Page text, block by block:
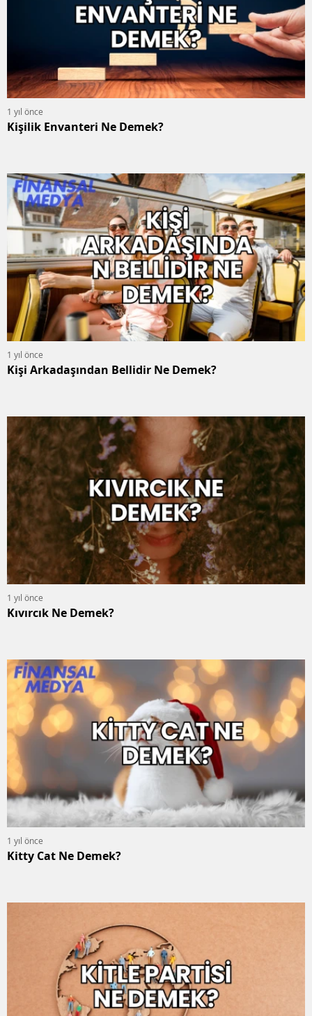
1 yıl önce
Kişilik Envanteri Ne Demek?
1 yıl önce
Kişi Arkadaşından Bellidir Ne Demek?
1 yıl önce
Kıvırcık Ne Demek?
1 yıl önce
Kitty Cat Ne Demek?